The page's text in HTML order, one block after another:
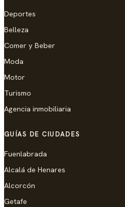
Deportes
Belleza
Comer y Beber
Moda
Motor
Turismo
Agencia inmobiliaria
GUÍAS DE CIUDADES
Fuenlabrada
Alcalá de Henares
Alcorcón
Getafe